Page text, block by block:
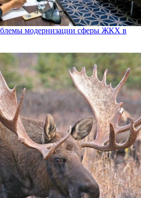
модернизации сферы ЖКХ в